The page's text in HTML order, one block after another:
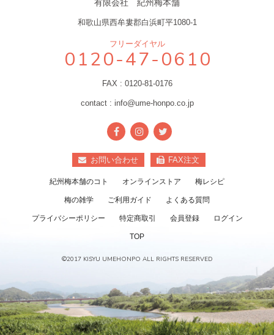
有限会社 紀州梅本舗
和歌山県西牟婁郡白浜町平1080-1
フリーダイヤル
0120-47-0610
FAX : 0120-81-0176
contact : info@ume-honpo.co.jp
お問い合わせ FAX注文
紀州梅本舗のコト オンラインストア 梅レシピ
梅の雑学 ご利用ガイド よくある質問
プライバシーポリシー 特定商取引 会員登録 ログイン
TOP
©2017 KISYU UMEHONPO ALL RIGHTS RESERVED